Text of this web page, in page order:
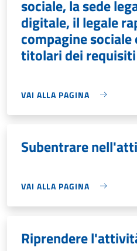
sociale, la sede
digitale, il legale
compagine
titolari dei
VAI ALLA PAGINA
Subentrare
VAI ALLA PAGINA
Riprendere